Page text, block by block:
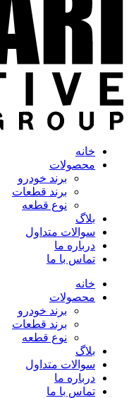
خانه
محصولات
برند خودرو
برند قطعات
نوع قطعه
بلاگ
سوالات متداول
درباره ما
تماس با ما
خانه
محصولات
برند خودرو
برند قطعات
نوع قطعه
بلاگ
سوالات متداول
درباره ما
تماس با ما